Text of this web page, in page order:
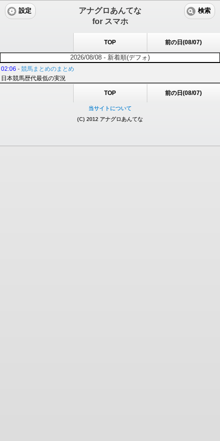
アナグロあんてな
for スマホ
設定 検索
TOP 前の日(08/07)
2026/08/08 - 新着順(デフォ)
02:06 - 競馬まとめのまとめ
日本競馬歴代最低の実況
TOP 前の日(08/07)
当サイトについて
(C) 2012 アナグロあんてな